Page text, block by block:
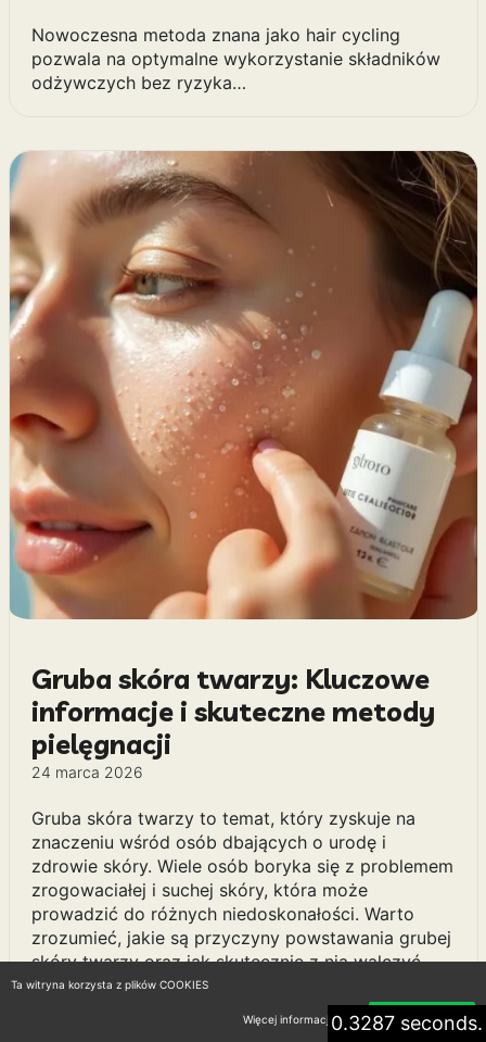
Nowoczesna metoda znana jako hair cycling
pozwala na optymalne wykorzystanie składników
odżywczych bez ryzyka…
Gruba skóra twarzy: Kluczowe
informacje i skuteczne metody
pielęgnacji
24 marca 2026
Gruba skóra twarzy to temat, który zyskuje na
znaczeniu wśród osób dbających o urodę i
zdrowie skóry. Wiele osób boryka się z problemem
zrogowaciałej i suchej skóry, która może
prowadzić do różnych niedoskonałości. Warto
zrozumieć, jakie są przyczyny powstawania grubej
skóry twarzy oraz jak skutecznie z nią walczyć.
Istnieje wiele metod pielęgnacyjnych, które mogą
pomóc w wygładzeniu powierzchni skóry i
przywróceniu jej naturalnego blasku. Odpowiednie
0.3287 seconds.
Ta witryna korzysta z plików COOKIES
Więcej informacji Akceptuję